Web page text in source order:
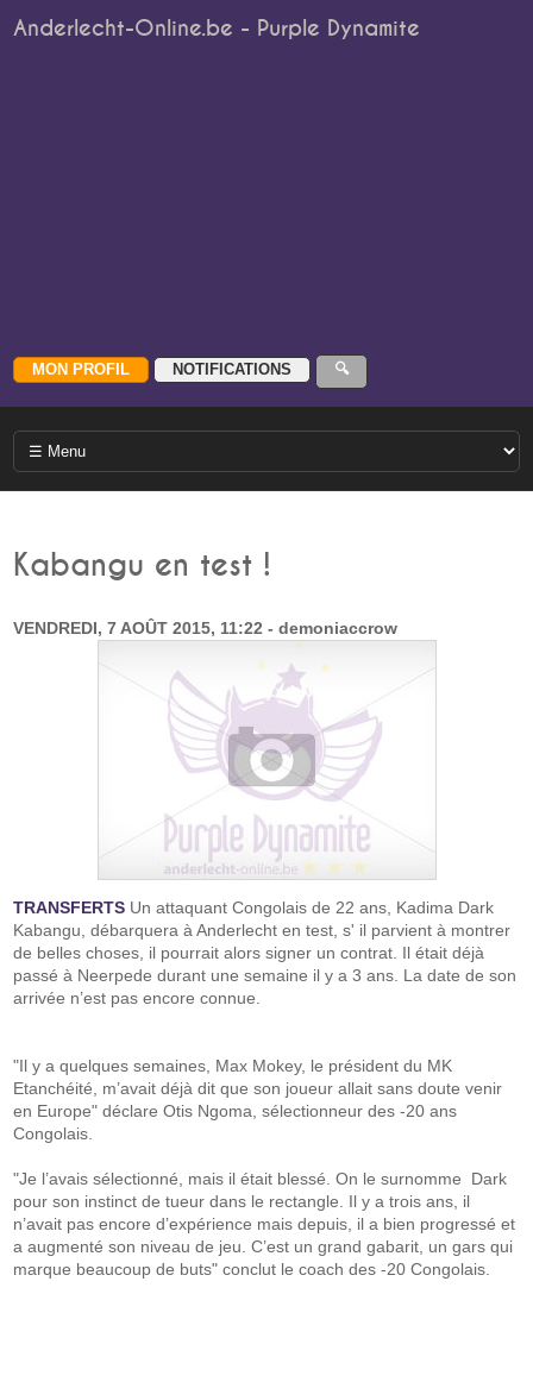
Anderlecht-Online.be - Purple Dynamite
Kabangu en test !
VENDREDI, 7 AOÛT 2015, 11:22 - demoniaccrow
TRANSFERTS Un attaquant Congolais de 22 ans, Kadima Dark
Kabangu, débarquera à Anderlecht en test, s' il parvient à montrer
de belles choses, il pourrait alors signer un contrat. Il était déjà
passé à Neerpede durant une semaine il y a 3 ans. La date de son
arrivée n’est pas encore connue.
"Il y a quelques semaines, Max Mokey, le président du MK
Etanchéité, m’avait déjà dit que son joueur allait sans doute venir
en Europe" déclare Otis Ngoma, sélectionneur des -20 ans
Congolais.
"Je l’avais sélectionné, mais il était blessé. On le surnomme Dark
pour son instinct de tueur dans le rectangle. Il y a trois ans, il
n’avait pas encore d’expérience mais depuis, il a bien progressé et
a augmenté son niveau de jeu. C’est un grand gabarit, un gars qui
marque beaucoup de buts" conclut le coach des -20 Congolais.